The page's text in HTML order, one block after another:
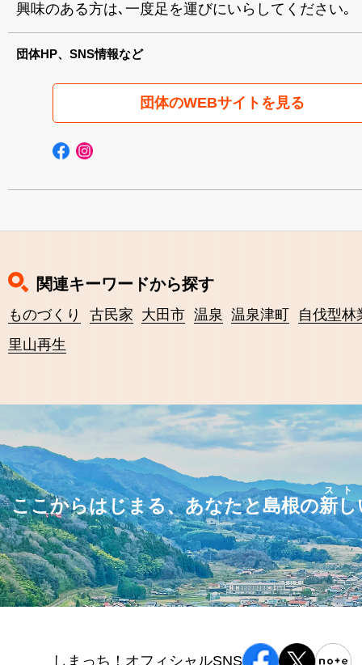
興味のある方は､一度足を運びにいらしてください｡
団体HP、SNS情報など
団体のWEBサイトを見る
関連キーワードから探す
ものづくり 古民家 大田市 温泉 温泉津町
自伐型林
里山再生
ここからはじまる、あなたと島根の新し
スト
しまっち！オフィシャルSNS